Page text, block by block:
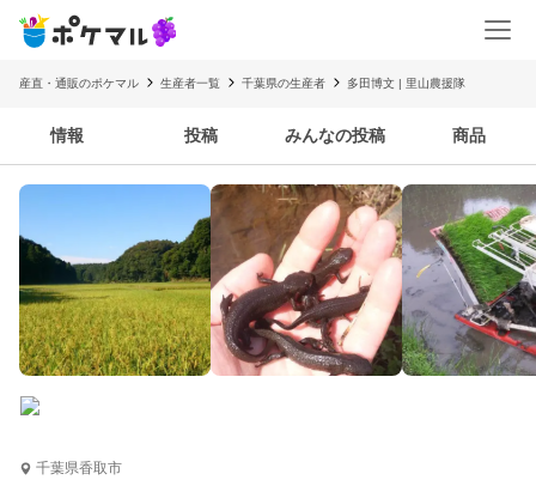
産直・通販のポケマル 生産者一覧 千葉県の生産者 多田博文 | 里山農援隊
情報 投稿 みんなの投稿 商品
千葉県香取市